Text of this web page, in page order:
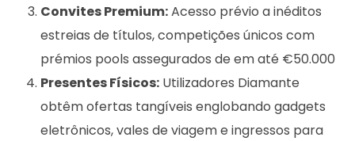
Convites Premium:Acesso prévio a inéditos
estreias de títulos, competições únicos com
prémios pools assegurados de em até €50.000
Presentes Físicos: Utilizadores Diamante
obtêm ofertas tangíveis englobando gadgets
eletrônicos, vales de viagem e ingressos para